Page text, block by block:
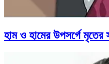
হাম ও হামের উপসর্গে মৃতের